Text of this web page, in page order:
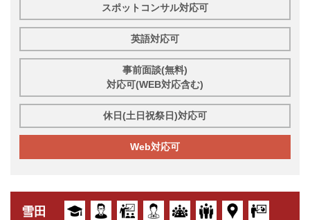
スポットコンサル対応可
英語対応可
事前面談(無料)
対応可(WEB対応含む)
休日(土日祝祭日)対応可
Web対応可
雪田